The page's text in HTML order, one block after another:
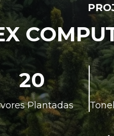
RIBEIRA -
20
Plantadas